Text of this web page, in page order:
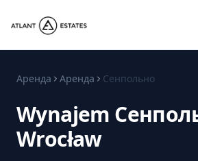
Аренда Аренда Сенпольно
Wynajem
Wrocław